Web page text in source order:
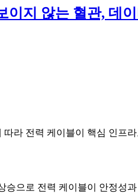
지 않는 혈관, 데
라 전력 케이블이 핵심 인프
승으로 전력 케이블이 안정성